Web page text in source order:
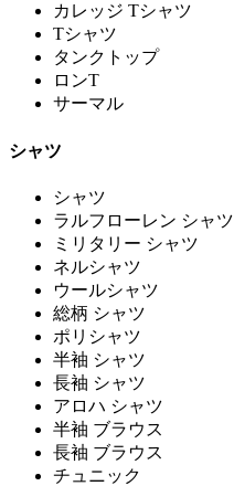
カレッジ Tシャツ
Tシャツ
タンクトップ
ロンT
サーマル
シャツ
シャツ
ラルフローレン シャツ
ミリタリー シャツ
ネルシャツ
ウールシャツ
総柄 シャツ
ポリシャツ
半袖 シャツ
長袖 シャツ
アロハ シャツ
半袖 ブラウス
長袖 ブラウス
チュニック